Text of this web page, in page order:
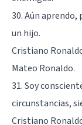
30. Aún
un hijo.
Cristiano
Mateo Ronaldo.
31. Soy
circunstancias,
Cristiano